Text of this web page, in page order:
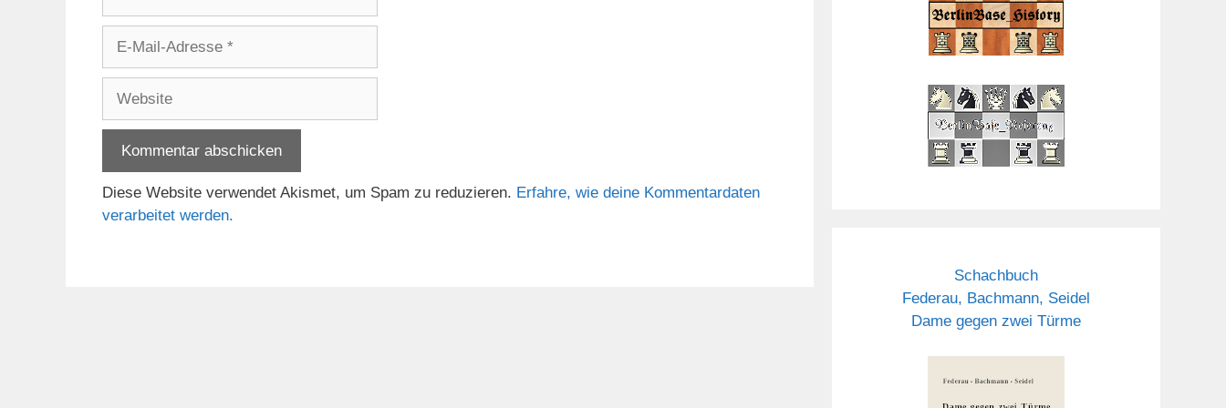
Adresse
Diese Website verwendet Akismet, um Spam zu reduzieren. Erfahre, wie deine Kommentardaten
verarbeitet werden.
Schachbuch
Federau, Bachmann, Seidel
Dame gegen zwei Türme